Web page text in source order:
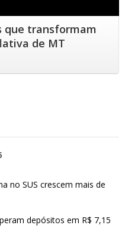
que transformam
de MT
no SUS crescem mais de
depósitos em R$ 7,15